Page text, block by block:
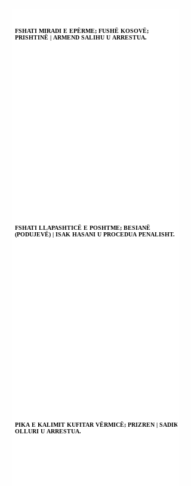
FSHATI MIRADI E EPËRME; FUSHË KOSOVË;
PRISHTINË | ARMEND SALIHU U ARRESTUA.
FSHATI LLAPASHTICË E POSHTME; BESIANË
(PODUJEVË) | ISAK HASANI U PROCEDUA PENALISHT.
PIKA E KALIMIT KUFITAR VËRMICË; PRIZREN | SADIK
OLLURI U ARRESTUA.